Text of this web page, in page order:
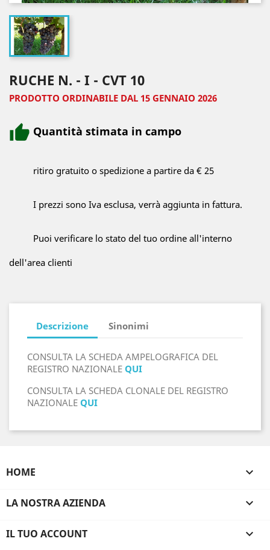
RUCHE N. - I - CVT 10
PRODOTTO ORDINABILE DAL 15 GENNAIO 2026
Quantità stimata in campo
ritiro gratuito o spedizione a partire da € 25
I prezzi sono Iva esclusa, verrà aggiunta in fattura.
Puoi verificare lo stato del tuo ordine all'interno
dell'area clienti
Descrizione Sinonimi
CONSULTA LA SCHEDA AMPELOGRAFICA DEL
REGISTRO NAZIONALE QUI
CONSULTA LA SCHEDA CLONALE DEL REGISTRO
NAZIONALE QUI
HOME 
LA NOSTRA AZIENDA 
IL TUO ACCOUNT 